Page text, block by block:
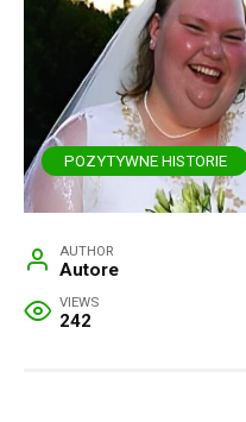
POZYTYWNE HISTORIE
AUTHOR
Autore
VIEWS
242